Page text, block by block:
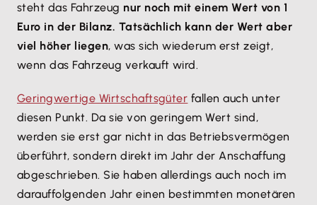
steht das Fahrzeug nur noch mit einem Wert von 1
Euro in der Bilanz. Tatsächlich kann der Wert aber
viel höher liegen, was sich wiederum erst zeigt,
wenn das Fahrzeug verkauft wird.
Geringwertige Wirtschaftsgüter fallen auch unter
diesen Punkt. Da sie von geringem Wert sind,
werden sie erst gar nicht in das Betriebsvermögen
überführt, sondern direkt im Jahr der Anschaffung
abgeschrieben. Sie haben allerdings auch noch im
darauffolgenden Jahr einen bestimmten monetären